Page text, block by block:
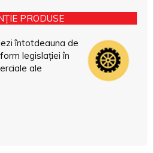
PRODUSE
întotdeauna de
legislației în
ale